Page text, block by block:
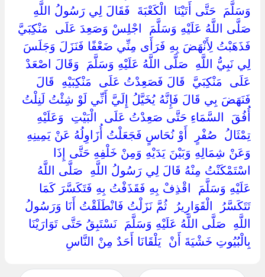
وَسَلَّمَ ‏ ‏حَتَّى أَتَيْنَا ‏ ‏الْكَعْبَةَ ‏ ‏فَقَالَ لِي رَسُولُ اللَّهِ ‏
‏صَلَّى اللَّهُ عَلَيْهِ وَسَلَّمَ ‏ ‏اجْلِسْ وَصَعِدَ عَلَى ‏ ‏مَنْكِبَيَّ ‏
‏فَذَهَبْتُ لِأَنْهَضَ بِهِ فَرَأَى مِنِّي ضَعْفًا فَنَزَلَ وَجَلَسَ
لِي نَبِيُّ اللَّهِ ‏ ‏صَلَّى اللَّهُ عَلَيْهِ وَسَلَّمَ ‏ ‏وَقَالَ اصْعَدْ
عَلَى ‏ ‏مَنْكِبَيَّ ‏ ‏قَالَ فَصَعِدْتُ عَلَى ‏ ‏مَنْكِبَيْهِ ‏ ‏قَالَ
فَنَهَضَ بِي قَالَ فَإِنَّهُ يُخَيَّلُ إِلَيَّ أَنِّي لَوْ شِئْتُ لَنِلْتُ ‏
‏أُفُقَ ‏ ‏السَّمَاءِ حَتَّى صَعِدْتُ عَلَى ‏ ‏الْبَيْتِ ‏ ‏وَعَلَيْهِ
تِمْثَالُ ‏ ‏صُفْرٍ ‏ ‏أَوْ نُحَاسٍ فَجَعَلْتُ أُزَاوِلُهُ عَنْ يَمِينِهِ
وَعَنْ شِمَالِهِ وَبَيْنَ يَدَيْهِ وَمِنْ خَلْفِهِ حَتَّى إِذَا
اسْتَمْكَنْتُ مِنْهُ قَالَ لِي رَسُولُ اللَّهِ ‏ ‏صَلَّى اللَّهُ
عَلَيْهِ وَسَلَّمَ ‏ ‏اقْذِفْ بِهِ فَقَذَفْتُ بِهِ فَتَكَسَّرَ كَمَا
تَتَكَسَّرُ ‏ ‏الْقَوَارِيرُ ‏ ‏ثُمَّ نَزَلْتُ فَانْطَلَقْتُ أَنَا وَرَسُولُ
اللَّهِ ‏ ‏صَلَّى اللَّهُ عَلَيْهِ وَسَلَّمَ ‏ ‏نَسْتَبِقُ حَتَّى تَوَارَيْنَا
بِالْبُيُوتِ خَشْيَةَ أَنْ ‏ ‏يَلْقَانَا أَحَدٌ مِنْ النَّاسِ ‏